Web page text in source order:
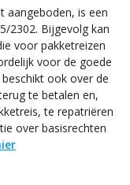
aangeboden, is een
2302. Bijgevolg kan
voor pakketreizen
voor de goede
ook over de
te betalen en,
te repatriëren
over basisrechten